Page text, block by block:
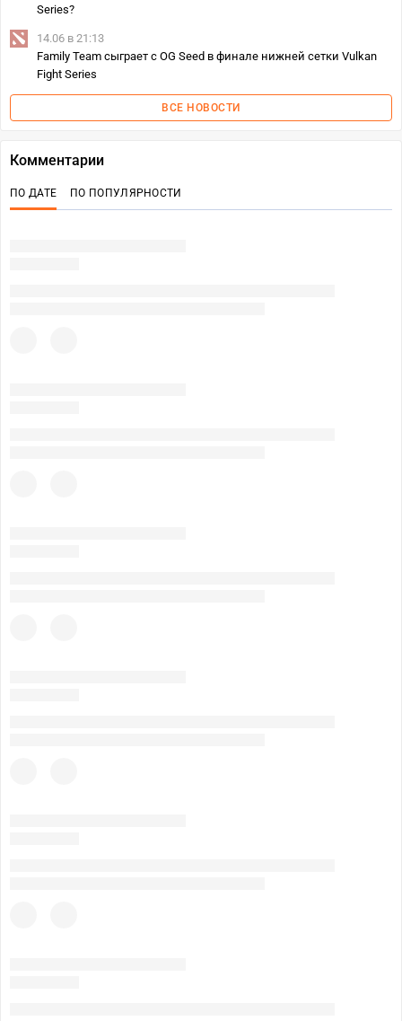
Series?
14.06 в 21:13
Family Team сыграет с OG Seed в финале нижней сетки Vulkan
Fight Series
ВСЕ НОВОСТИ
Комментарии
ПО ДАТЕ ПО ПОПУЛЯРНОСТИ